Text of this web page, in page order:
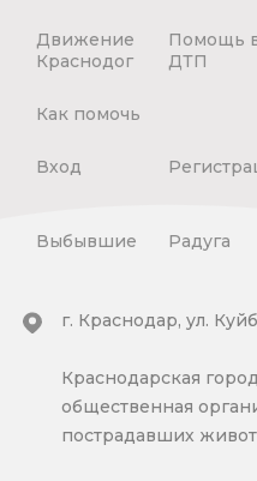
Движение
Краснодог
Помощь
ДТП
Как помочь
Вход
Выбывшие Радуга
г. Краснодар, ул.
Краснодарская
общественная
пострадавших